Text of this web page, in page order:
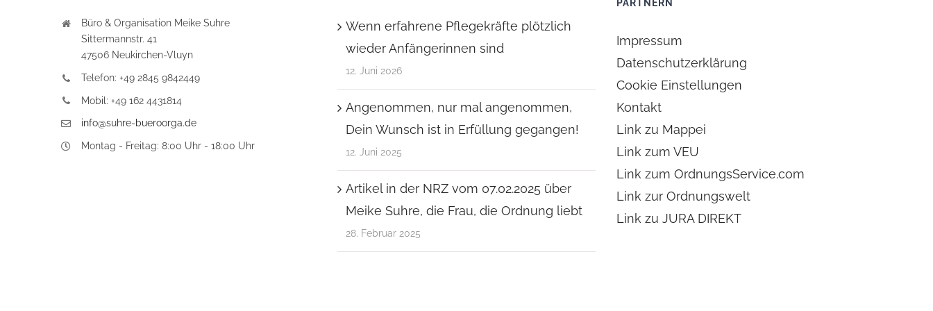
Büro & Organisation Meike Suhre
Sittermannstr. 41
47506 Neukirchen-Vluyn
Telefon: +49 2845 9842449
Mobil: +49 162 4431814
info@suhre-bueroorga.de
Montag - Freitag: 8:00 Uhr - 18:00 Uhr
Wenn erfahrene Pflegekräfte plötzlich
wieder Anfängerinnen sind
12. Juni 2026
Angenommen, nur mal angenommen,
Dein Wunsch ist in Erfüllung gegangen!
12. Juni 2025
Artikel in der NRZ vom 07.02.2025 über
Meike Suhre, die Frau, die Ordnung liebt
28. Februar 2025
PARTNERN
Impressum
Datenschutzerklärung
Cookie Einstellungen
Kontakt
Link zu Mappei
Link zum VEU
Link zum OrdnungsService.com
Link zur Ordnungswelt
Link zu JURA DIREKT